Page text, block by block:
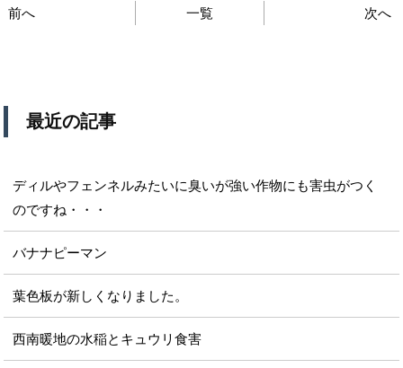
前へ 一覧 次へ
最近の記事
ディルやフェンネルみたいに臭いが強い作物にも害虫がつく
のですね・・・
バナナピーマン
葉色板が新しくなりました。
西南暖地の水稲とキュウリ食害